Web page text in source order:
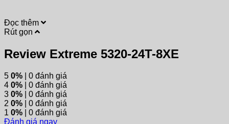
Đọc thêm
Rút gọn
Review Extreme 5320-24T-8XE
5 0% | 0 đánh giá
4 0% | 0 đánh giá
3 0% | 0 đánh giá
2 0% | 0 đánh giá
1 0% | 0 đánh giá
Đánh giá ngay